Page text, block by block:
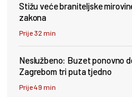
Stižu veće braniteljske
zakona
Prije 32 min
Neslužbeno: Buzet ponovno
Zagrebom tri puta tjedno
Prije 49 min